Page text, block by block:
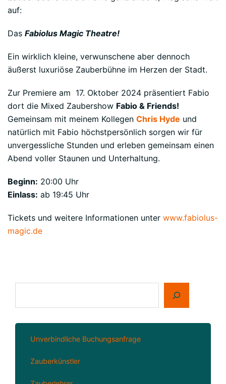
auf:
Das Fabiolus Magic Theatre!
Ein wirklich kleine, verwunschene aber dennoch
äußerst luxuriöse Zauberbühne im Herzen der Stadt.
Zur Premiere am 17. Oktober 2024 präsentiert Fabio
dort die Mixed Zaubershow Fabio & Friends!
Gemeinsam mit meinem Kollegen Chris Hyde und
natürlich mit Fabio höchstpersönlich sorgen wir für
unvergessliche Stunden und erleben gemeinsam einen
Abend voller Staunen und Unterhaltung.
Beginn: 20:00 Uhr
Einlass: ab 19:45 Uhr
Tickets und weitere Informationen unter www.fabiolus-
magic.de
Unverbindliche Buchungsanfrage
Zauberkünstler